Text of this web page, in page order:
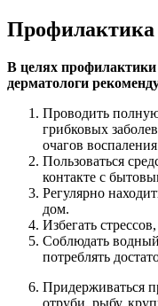
Профилактика
В целях
дерматологи
Проводить
грибковых
очагов
Пользоваться
контакте с
Регулярно
дом.
Избегать
Соблюдать
потреблять
Придерживаться
отруби, рыбу,